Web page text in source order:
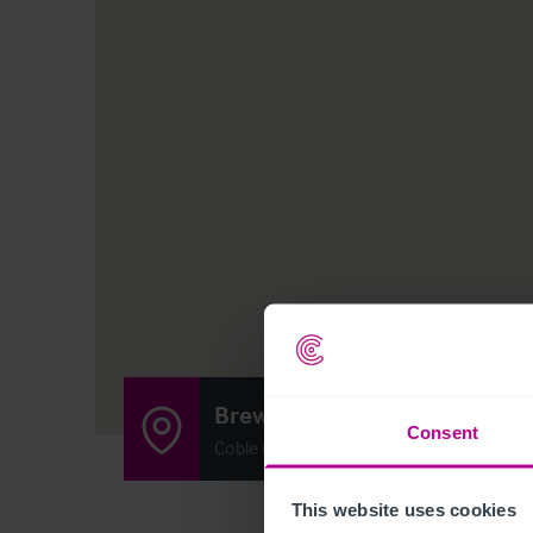
Consent
This website uses cookies
Brewers Fayre
Coble Dene, North Shields, United